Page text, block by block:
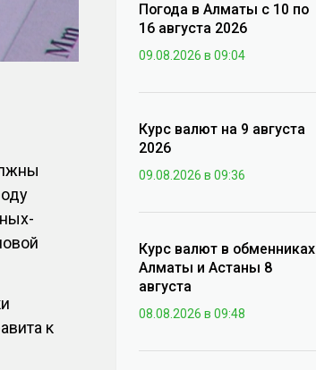
к
Погода в Алматы с 10 по
16 августа 2026
09.08.2026 в 09:04
Курс валют на 9 августа
2026
09.08.2026 в 09:36
Курс валют в обменниках
Алматы и Астаны 8
августа
08.08.2026 в 09:48